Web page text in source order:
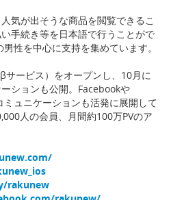
気が出そうな商品を閲覧できるこ
手続き等を日本語で行うことがで
性を中心に支持を集めています。
サービス）をオープンし、10月に
ションも公開。Facebookや
ュニケーションも活発に展開して
人の会員、月間約100万PVのア
rakunew